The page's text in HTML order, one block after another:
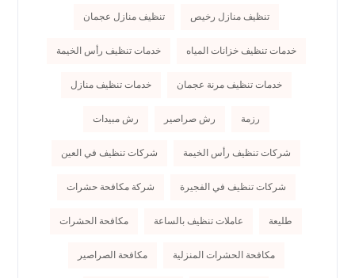
تنظيف منازل رخيص تنظيف منازل عجمان
خدمات تنظيف خزانات المياه خدمات تنظيف رأس الخيمة
خدمات تنظيف مرنة عجمان خدمات تنظيف منازل
رزمة رش صراصير رش مبيدات
شركات تنظيف رأس الخيمة شركات تنظيف في العين
شركات تنظيف في الفجيرة شركة مكافحة حشرات
طليعة عاملات تنظيف بالساعة مكافحة الحشرات
مكافحة الحشرات المنزلية مكافحة الصراصير